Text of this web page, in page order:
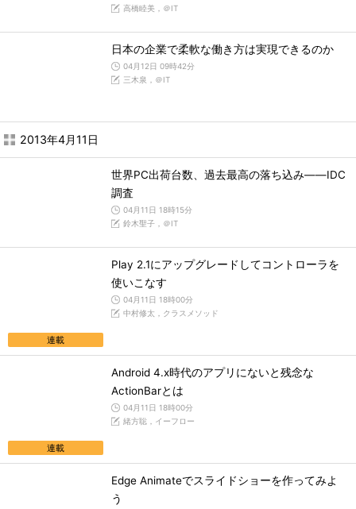
高橋睦美，＠IT
日本の企業で柔軟な働き方は実現できるのか
04月12日 09時42分
三木泉，＠IT
2013年4月11日
世界PC出荷台数、過去最高の落ち込み――IDC
調査
04月11日 18時15分
鈴木聖子，＠IT
連載
Play 2.1にアップグレードしてコントローラを
使いこなす
04月11日 18時00分
中村修太，クラスメソッド
連載
Android 4.x時代のアプリにないと残念な
ActionBarとは
04月11日 18時00分
緒方聡，イーフロー
Edge Animateでスライドショーを作ってみよ
う